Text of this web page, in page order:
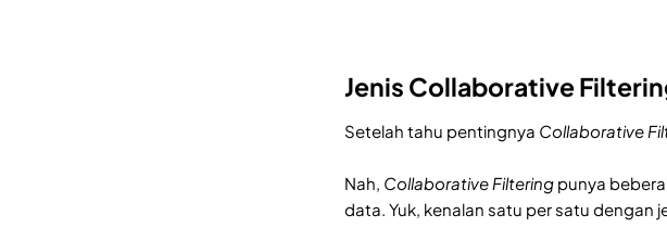
Jenis Collaborative
Setelah tahu pentingnya Collaborative
Nah, Collaborative Filtering punya
data. Yuk, kenalan satu per satu dengan